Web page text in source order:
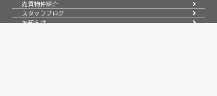
売買物件紹介
スタッフブログ
お知らせ